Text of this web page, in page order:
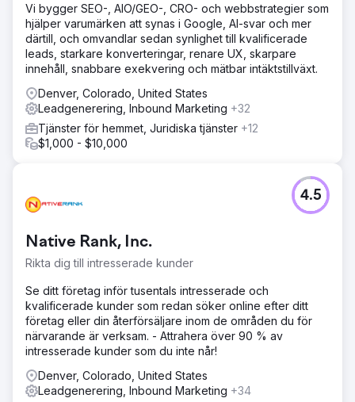
Vi bygger SEO-, AIO/GEO-, CRO- och webbstrategier som
hjälper varumärken att synas i Google, AI-svar och mer
därtill, och omvandlar sedan synlighet till kvalificerade
leads, starkare konverteringar, renare UX, skarpare
innehåll, snabbare exekvering och mätbar intäktstillväxt.
Denver, Colorado, United States
Leadgenerering, Inbound Marketing +32
Tjänster för hemmet, Juridiska tjänster +12
$1,000 - $10,000
Native Rank, Inc.
Rikta dig till intresserade kunder
4.5
Se ditt företag inför tusentals intresserade och
kvalificerade kunder som redan söker online efter ditt
företag eller din återförsäljare inom de områden du för
närvarande är verksam. - Attrahera över 90 % av
intresserade kunder som du inte når!
Denver, Colorado, United States
Leadgenerering, Inbound Marketing +34